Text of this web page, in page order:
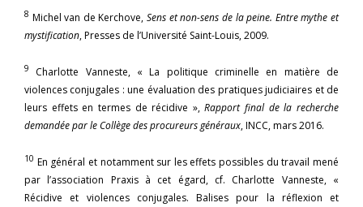
8 Michel van de Kerchove,Sens et non-sens de la peine. Entre mythe et
mystification, Presses de l’Université Saint-Louis, 2009.
9
Charlotte Vanneste, « La politique criminelle en matière de
violences conjugales : une évaluation des pratiques judiciaires et de
leurs effets en termes de récidive »,Rapport final de la recherche
demandée par le Collège des procureurs généraux, INCC, mars 2016.
10 En général et notamment sur les effets possibles du travail mené
par l’association Praxis à cet égard, cf. Charlotte Vanneste, «
Récidive et violences conjugales. Balises pour la réflexion et